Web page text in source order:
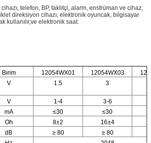
telefon, BP, taklitçi, alarm, enstrüman ve cihaz,
direksiyon cihazı, elektronik oyuncak, bilgisayar
kullanılır,ve elektronik saat.
Birim 12054WX01 12054WX03
V 1.5 3
V 1-4
3-6
mA ≤30
≤30
Oh 8±2 16±4
dB ≥ 80 ≥ 80